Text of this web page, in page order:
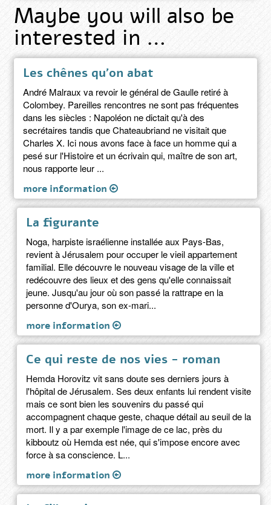
Maybe you will also be
interested in …
Les chênes qu'on abat
André Malraux va revoir le général de Gaulle retiré à
Colombey. Pareilles rencontres ne sont pas fréquentes
dans les siècles : Napoléon ne dictait qu'à des
secrétaires tandis que Chateaubriand ne visitait que
Charles X. Ici nous avons face à face un homme qui a
pesé sur l'Histoire et un écrivain qui, maître de son art,
nous rapporte leur ...
more information
La figurante
Noga, harpiste israélienne installée aux Pays-Bas,
revient à Jérusalem pour occuper le vieil appartement
familial. Elle découvre le nouveau visage de la ville et
redécouvre des lieux et des gens qu'elle connaissait
jeune. Jusqu'au jour où son passé la rattrape en la
personne d'Ourya, son ex-mari...
more information
Ce qui reste de nos vies - roman
Hemda Horovitz vit sans doute ses derniers jours à
l'hôpital de Jérusalem. Ses deux enfants lui rendent visite
mais ce sont bien les souvenirs du passé qui
accompagnent chaque geste, chaque détail au seuil de la
mort. Il y a par exemple l'image de ce lac, près du
kibboutz où Hemda est née, qui s'impose encore avec
force à sa conscience. L...
more information